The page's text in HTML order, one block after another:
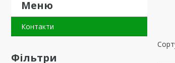
Контакти
Фільтри